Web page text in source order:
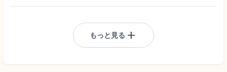
もっと見る add